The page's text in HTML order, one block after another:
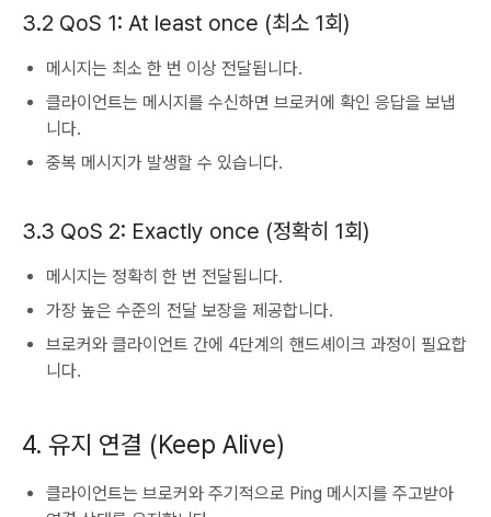
3.2 QoS 1: At least once (최소 1회)
메시지는 최소 한 번 이상 전달됩니다.
클라이언트는 메시지를 수신하면 브로커에 확인 응답을 보냅
니다.
중복 메시지가 발생할 수 있습니다.
3.3 QoS 2: Exactly once (정확히 1회)
메시지는 정확히 한 번 전달됩니다.
가장 높은 수준의 전달 보장을 제공합니다.
브로커와 클라이언트 간에 4단계의 핸드셰이크 과정이 필요합
니다.
4. 유지 연결 (Keep Alive)
클라이언트는 브로커와 주기적으로 Ping 메시지를 주고받아